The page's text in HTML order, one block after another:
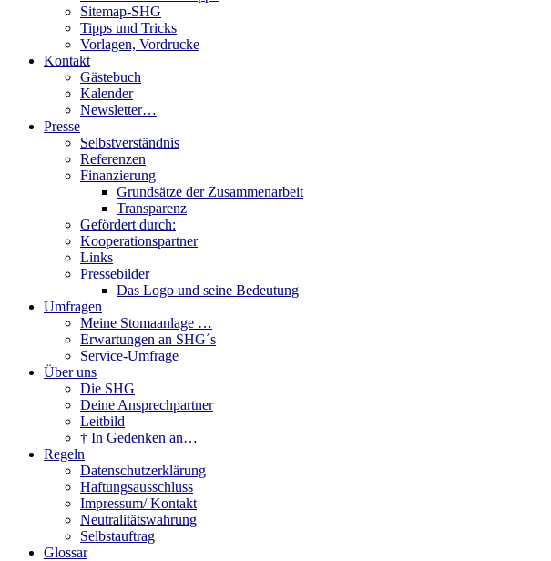
Sitemap-SHG
Tipps und Tricks
Vorlagen, Vordrucke
Kontakt
Gästebuch
Kalender
Newsletter…
Presse
Selbstverständnis
Referenzen
Finanzierung
Grundsätze der Zusammenarbeit
Transparenz
Gefördert durch:
Kooperationspartner
Links
Pressebilder
Das Logo und seine Bedeutung
Umfragen
Meine Stomaanlage …
Erwartungen an SHG´s
Service-Umfrage
Über uns
Die SHG
Deine Ansprechpartner
Leitbild
† In Gedenken an…
Regeln
Datenschutzerklärung
Haftungsausschluss
Impressum/ Kontakt
Neutralitätswahrung
Selbstauftrag
Glossar